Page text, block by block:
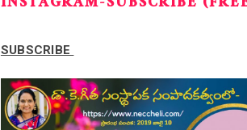
SUBSCRIBE